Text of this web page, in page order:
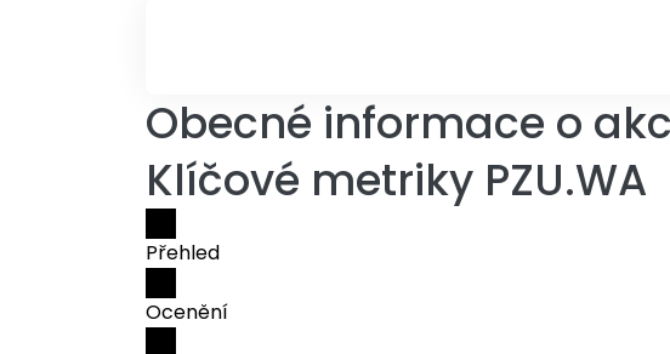
Obecné informace o
Klíčové metriky PZU.WA
Přehled
Ocenění